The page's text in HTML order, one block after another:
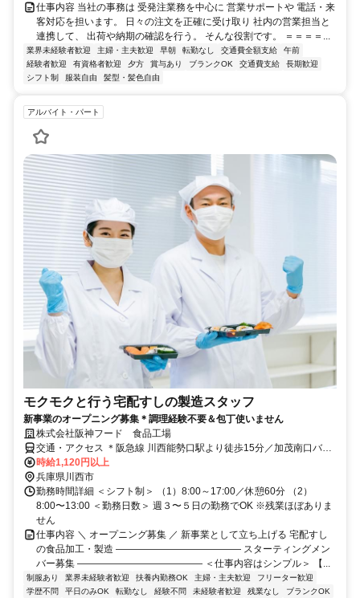
仕事内容 当社の事務は 受発注業務を中心に 営業サポートや 電話・来
客対応を担います。 日々の注文を正確に受け取り 社内の営業担当と
連携して、 出荷や納期の確認を行う。 そんな役割です。 ＝＝＝＝...
業界未経験者歓迎 主婦・主夫歓迎 早朝 転勤なし 交通費全額支給
午前
経験者歓迎
有資格者歓迎 夕方 賞与あり ブランクOK 交通費支給
長期歓迎
シフト制
服装自由 髪型・髪色自由
アルバイト・パート
モクモクと行う宅配すしの製造スタッフ
新事業のオープニング募集＊調理経験不要＆包丁使いません
株式会社阪神フード 食品工場
交通・アクセス ＊阪急線 川西能勢口駅より徒歩15分／加茂南口バス
停下車して徒歩2分 ＊JR 川西池田駅より徒歩20分
時給1,120円以上
兵庫県川西市
勤務時間詳細 ＜シフト制＞ （1）8:00～17:00／休憩60分 （2）
8:00〜13:00 ＜勤務日数＞ 週３〜５日の勤務でOK ※残業ほぼありま
せん
仕事内容 ＼ オープニング募集 ／ 新事業として立ち上げる 宅配すし
の食品加工・製造 ――――――――――――― スターティングメン
バー募集 ――――――――――――― ＜仕事内容はシンプル＞ 【...
制服あり 業界未経験者歓迎 扶養内勤務OK 主婦・主夫歓迎
フリーター歓迎
学歴不問
平日のみOK 転勤なし 経験不問 未経験者歓迎 残業なし
ブランクOK